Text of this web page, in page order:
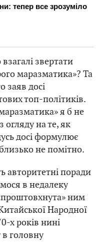
звертати
маразматика»? Та
заяв досі
топ-політиків.
я б не
огляду на те, як
досі формулює
не помітно.
авторитетні поради
в недалеку
ним
Народної
х років нині
головну